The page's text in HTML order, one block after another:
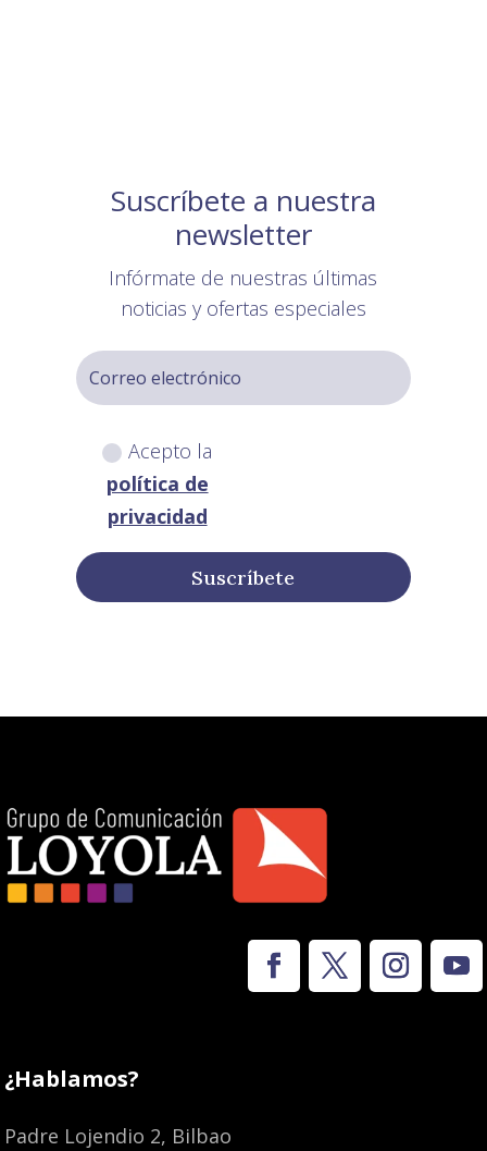
Suscríbete a nuestra
newsletter
Infórmate de nuestras últimas
noticias y ofertas especiales
Acepto la
política de
privacidad
Suscríbete
¿Hablamos?
Padre Lojendio 2, Bilbao